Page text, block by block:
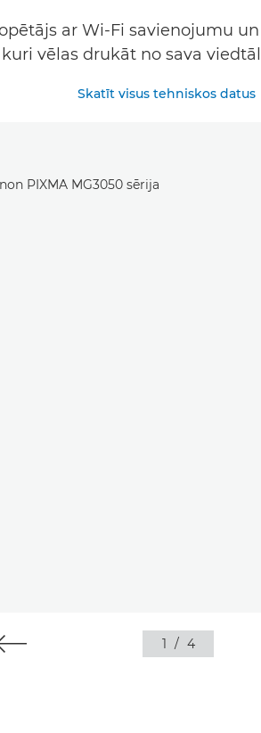
ar Wi-Fi savienojumu
vēlas drukāt no sava
Skatīt visus tehniskos datus
1 / 4